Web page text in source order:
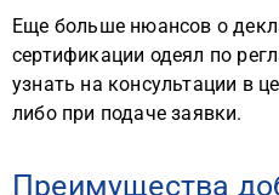
Еще больше нюансов о
сертификации одеял по
узнать на консультации в
либо при подаче заявки.
Преимущества